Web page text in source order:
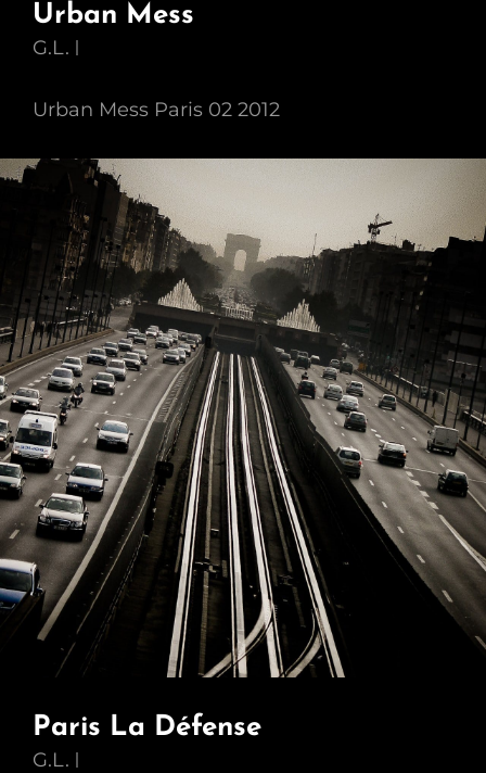
Urban Mess
G.L.
Urban Mess Paris 02 2012
Paris La Défense
G.L.